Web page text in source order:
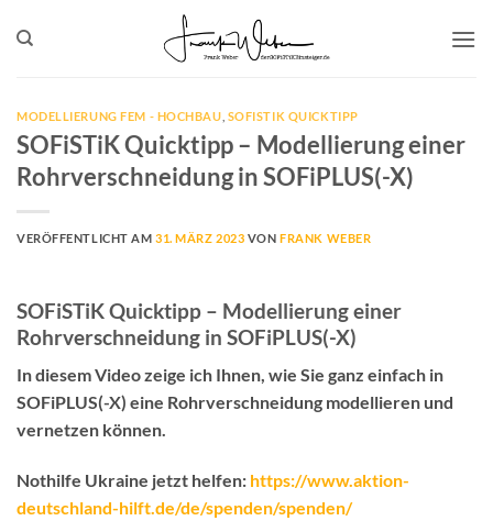
Inhalt
MODELLIERUNG FEM - HOCHBAU SOFISTIK QUICKTIPP
SOFiSTiK Quicktipp – Modellierung einer
Rohrverschneidung in SOFiPLUS(-X)
VERÖFFENTLICHT AM31. MÄRZ 2023 VONFRANK WEBER
SOFiSTiK Quicktipp – Modellierung einer
Rohrverschneidung in SOFiPLUS(-X)
In diesem Video zeige ich Ihnen, wie Sie ganz einfach in
SOFiPLUS(-X) eine Rohrverschneidung modellieren und
vernetzen können.
Nothilfe Ukraine jetzt helfen: https://www.aktion-
deutschland-hilft.de/de/spenden/spenden/